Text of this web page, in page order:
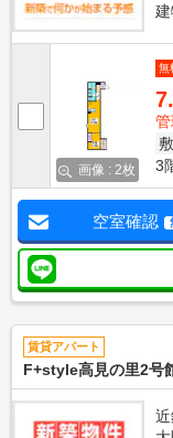
画像 : 2枚
無
敷
3
空室確認
賃貸アパート
F+style高見の里2号